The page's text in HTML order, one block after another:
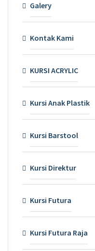
Galery
Kontak Kami
KURSI ACRYLIC
Kursi Anak Plastik
Kursi Barstool
Kursi Direktur
Kursi Futura
Kursi Futura Raja